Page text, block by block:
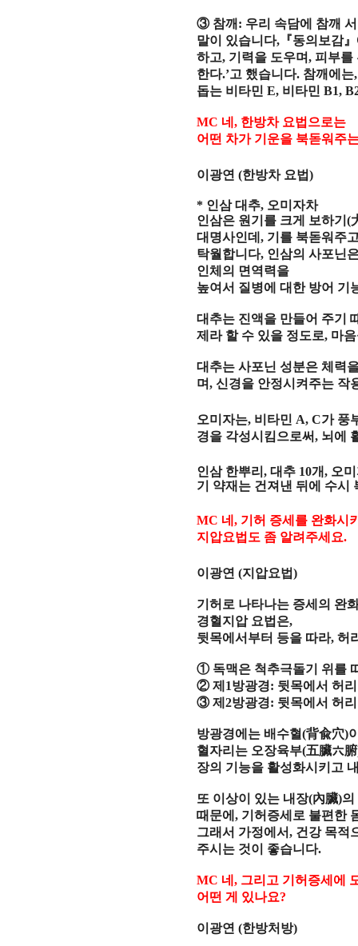
③ 참깨 : 우리 속담에 참깨
말이 있습니다, 『동의보감』
하고, 기력을 도우며,피부를
한다.’고 했습니다. 참깨에는
돕는 비타민E, 비타민B1,
MC 네, 한방차 요법으로는
어떤 차가 기운을 북돋워주
이광연(한방차 요법)
* 인삼 대추, 오미자차
인삼은 원기를 크게 보하기(
대명사인데, 기를 북돋워주
탁월합니다, 인삼의 사포닌
인체의 면역력을
높여서 질병에 대한 방어 기
대추는 진액을 만들어 주기
제라 할 수 있을 정도로, 마
대추는 사포닌 성분은 체력
며,신경을 안정시켜주는 작
오미자는, 비타민 A, C가 풍
경을 각성시킴으로써, 뇌에
인삼 한뿌리,대추 10개, 오
기 약재는 건져낸 뒤에 수시
MC 네, 기허 증세를 완화시
지압요법도 좀 알려주세요.
이광연(지압요법)
기허로 나타나는 증세의 완
경혈지압 요법은,
뒷목에서부터 등을 따라,허
① 독맥은 척추극돌기 위를
②제 1방광경: 뒷목에서 허
③제2방광경: 뒷목에서 허
방광경에는 배수혈(背兪穴)
혈자리는 오장육부(五臟六腑
장의 기능을 활성화시키고
또 이상이 있는 내장(內臟)의
때문에, 기허증세로 불편한
그래서 가정에서, 건강 목적
주시는 것이 좋습니다.
MC 네, 그리고 기허증세에
어떤 게 있나요?
이광연(한방처방)